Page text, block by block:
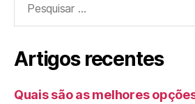
por:
Artigos recentes
Quais são as melhores